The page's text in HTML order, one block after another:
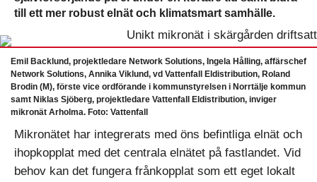
till ett mer robust elnät och klimatsmart samhälle.
Emil Backlund, projektledare Network Solutions, Ingela Hålling, affärschef
Network Solutions, Annika Viklund, vd Vattenfall Eldistribution, Roland
Brodin (M), förste vice ordförande i kommunstyrelsen i Norrtälje kommun
samt Niklas Sjöberg, projektledare Vattenfall Eldistribution, inviger
mikronät Arholma. Foto: Vattenfall
Mikronätet har integrerats med öns befintliga elnät och
ihopkopplat med det centrala elnätet på fastlandet. Vid
behov kan det fungera frånkopplat som ett eget lokalt